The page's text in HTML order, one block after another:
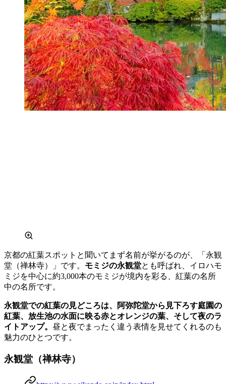
京都の紅葉スポットと聞いてまず名前が挙がるのが、「永観
堂（禅林寺）」です。 モミジの永観堂とも呼ばれ、イロハモ
ミジを中心に約3,000本のモミジが境内を彩る、紅葉の名所
中の名所です。
永観堂での紅葉の見どころは、阿弥陀堂から見下ろす庭園の
紅葉、放生池の水面に映る赤とオレンジの葉、そして夜のラ
イトアップ。 昼と夜でまったく違う表情を見せてくれるのも
魅力のひとつです。
永観堂（禅林寺）